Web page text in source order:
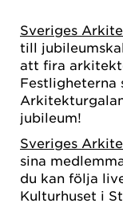
Sveriges
till
att fira
Festligheterna
jubileum!
Sveriges
sina
du kan följa
Kulturhuset i